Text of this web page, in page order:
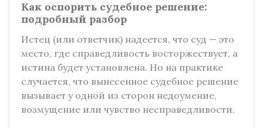
Как оспорить судебное решение:
подробный разбор
Истец (или ответчик) надеется, что суд — это
место, где справедливость восторжествует, а
истина будет установлена. Но на практике
случается, что вынесенное судебное решение
вызывает у одной из сторон недоумение,
возмущение или чувство несправедливости.